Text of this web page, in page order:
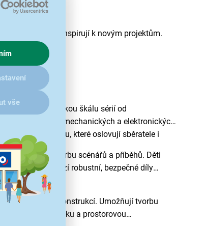
vše
hodnotu a inspirují k novým projektům.
scénáře.
hry. Nabízí širokou škálu sérií od
včetně mechanických a elektronických
a architekturou, které oslovují sběratele i
umožňují tvorbu scénářů a příběhů. Děti
hraní rolí a nabízí robustní, bezpečné díly
tvarů a konstrukcí. Umožňují tvorbu
jemnou motoriku a prostorovou